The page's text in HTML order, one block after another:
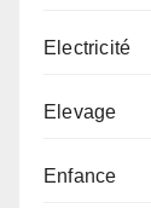
Electricité
Elevage
Enfance